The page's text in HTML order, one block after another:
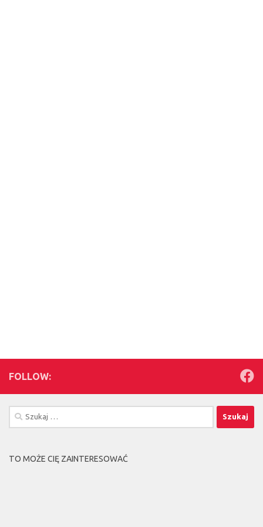
FOLLOW:
Szukaj:
TO MOŻE CIĘ ZAINTERESOWAĆ